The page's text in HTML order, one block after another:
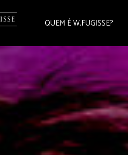
QUEM É W.FUGISSE?